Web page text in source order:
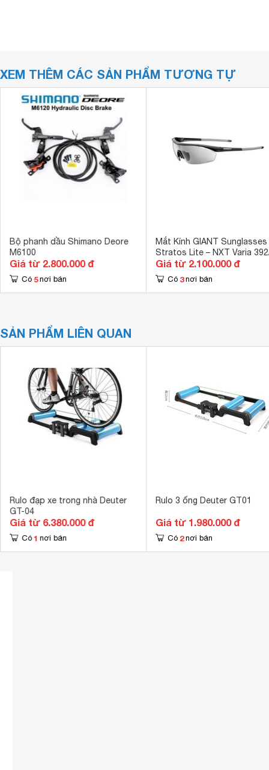
XEM THÊM CÁC SẢN PHẨM TƯƠNG TỰ
Bộ phanh dầu Shimano Deore
M6100
Giá từ 2.800.000 đ
Có 5 nơi bán
Mắt Kính GIANT Sunglasses
Stratos Lite – NXT Varia
Giá từ 2.100.000 đ
Có 3 nơi bán
SẢN PHẨM LIÊN QUAN
Rulo đạp xe trong nhà Deuter
GT-04
Giá từ 6.380.000 đ
Có 1 nơi bán
Rulo 3 ống Deuter GT01
Giá từ 1.980.000 đ
Có 2 nơi bán